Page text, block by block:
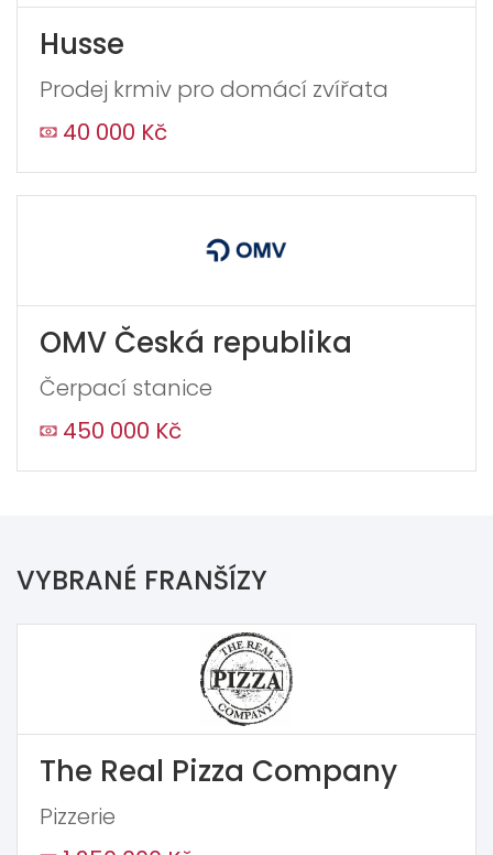
Husse
Prodej krmiv pro domácí zvířata
40 000 Kč
OMV Česká republika
Čerpací stanice
450 000 Kč
VYBRANÉ FRANŠÍZY
The Real Pizza Company
Pizzerie